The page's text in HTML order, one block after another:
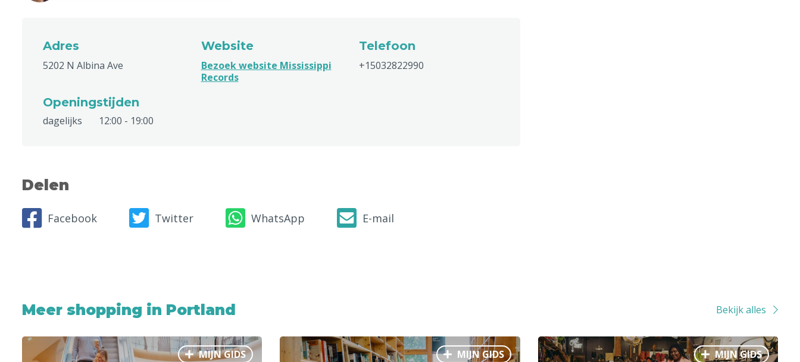
Adres
5202 N Albina Ave
Website
Bezoek website Mississippi
Records
Telefoon
+15032822990
Openingstijden
dagelijks 12:00 - 19:00
Delen
Facebook Twitter WhatsApp E-mail
Meer shopping in Portland Bekijk alles
MIJN GIDS MIJN GIDS MIJN GIDS